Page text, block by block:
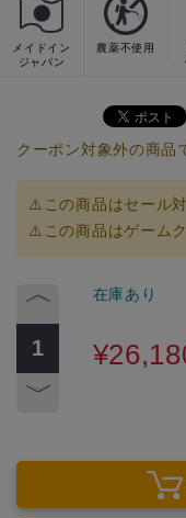
メイドイン
ジャパン
農薬不使用
クーポン対象外の商品
⚠️この商品はセール対
⚠️この商品はゲーム
在庫あり